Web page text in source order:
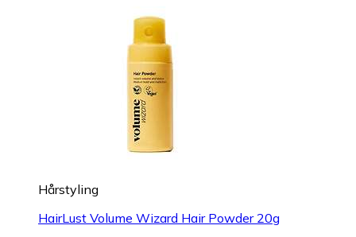
Hårstyling
HairLust Volume Wizard Hair Powder 20g